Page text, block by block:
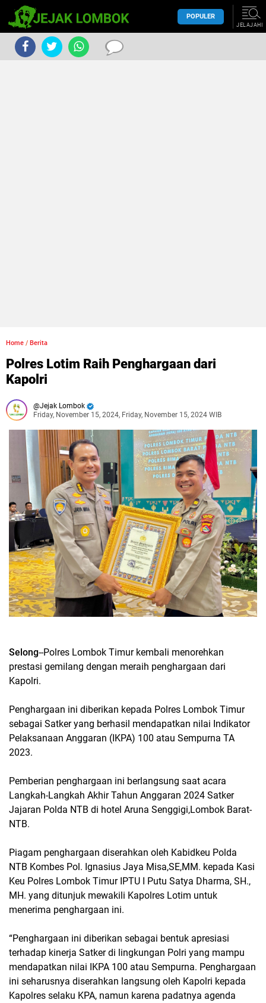
POPULER
JELAJAHI
Home / Berita
Polres Lotim Raih Penghargaan dari
Kapolri
Jejak Lombok
Friday, November 15, 2024, Friday, November 15, 2024 WIB
Selong--Polres Lombok Timur kembali menorehkan
prestasi gemilang dengan meraih penghargaan dari
Kapolri.
Penghargaan ini diberikan kepada Polres Lombok Timur
sebagai Satker yang berhasil mendapatkan nilai Indikator
Pelaksanaan Anggaran (IKPA) 100 atau Sempurna TA
2023.
Pemberian penghargaan ini berlangsung saat acara
Langkah-Langkah Akhir Tahun Anggaran 2024 Satker
Jajaran Polda NTB di hotel Aruna Senggigi,Lombok Barat-
NTB.
Piagam penghargaan diserahkan oleh Kabidkeu Polda
NTB Kombes Pol. Ignasius Jaya Misa,SE,MM. kepada Kasi
Keu Polres Lombok Timur IPTU I Putu Satya Dharma, SH.,
MH. yang ditunjuk mewakili Kapolres Lotim untuk
menerima penghargaan ini.
“Penghargaan ini diberikan sebagai bentuk apresiasi
terhadap kinerja Satker di lingkungan Polri yang mampu
mendapatkan nilai IKPA 100 atau Sempurna. Penghargaan
ini seharusnya diserahkan langsung oleh Kapolri kepada
Kapolres selaku KPA, namun karena padatnya agenda